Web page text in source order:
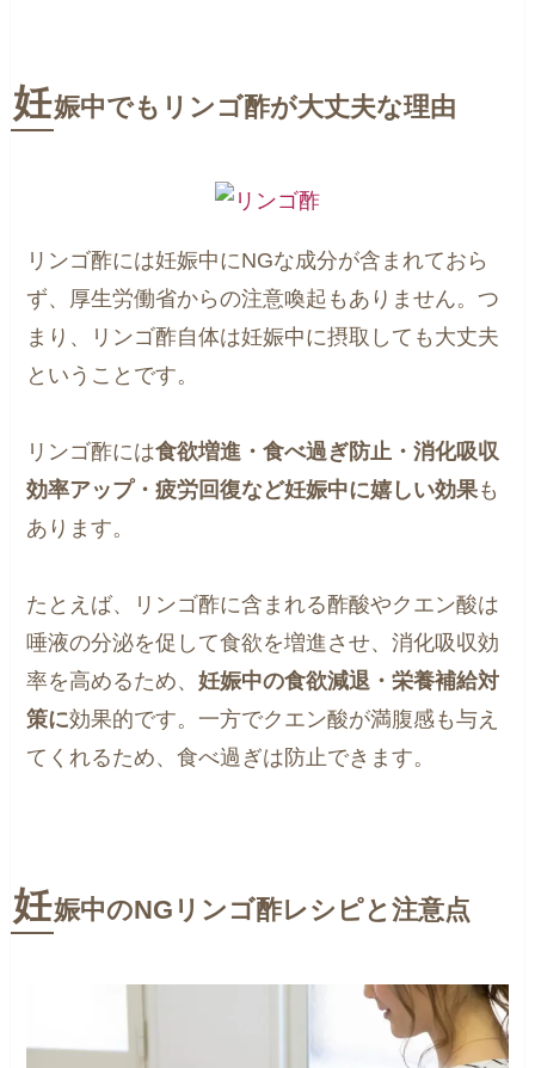
妊娠中でもリンゴ酢が大丈夫な理由
リンゴ酢には妊娠中にNGな成分が含まれておら
ず、厚生労働省からの注意喚起もありません。つ
まり、リンゴ酢自体は妊娠中に摂取しても大丈夫
ということです。
リンゴ酢には食欲増進・食べ過ぎ防止・消化吸収
効率アップ・疲労回復など妊娠中に嬉しい効果も
あります。
たとえば、リンゴ酢に含まれる酢酸やクエン酸は
唾液の分泌を促して食欲を増進させ、消化吸収効
率を高めるため、妊娠中の食欲減退・栄養補給対
策に効果的です。一方でクエン酸が満腹感も与え
てくれるため、食べ過ぎは防止できます。
妊娠中のNGリンゴ酢レシピと注意点